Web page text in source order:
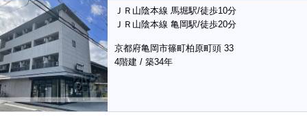
ＪＲ山陰本線 馬堀駅/徒歩10分
ＪＲ山陰本線 亀岡駅/徒歩20分
京都府亀岡市篠町柏原町頭 33
4階建 / 築34年